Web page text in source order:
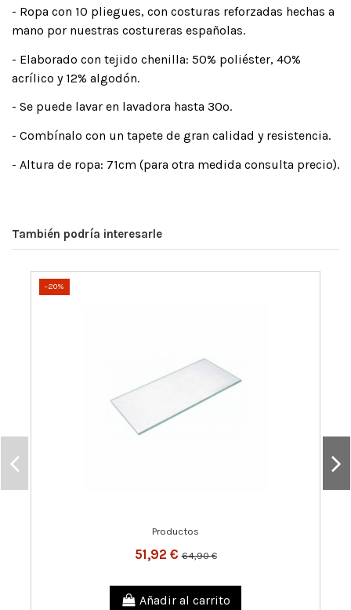
- Ropa con 10 pliegues, con costuras reforzadas hechas a
mano por nuestras costureras españolas.
- Elaborado con tejido chenilla: 50% poliéster, 40%
acrílico y 12% algodón.
- Se puede lavar en lavadora hasta 30º.
- Combínalo con un tapete de gran calidad y resistencia.
- Altura de ropa: 71cm (para otra medida consulta precio).
También podría interesarle
-20%
Productos
51,92 €64,90 €
Añadir al carrito